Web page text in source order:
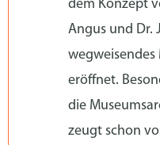
dem Konzept
Angus und Dr.
wegweisendes
eröffnet.
die
zeugt schon